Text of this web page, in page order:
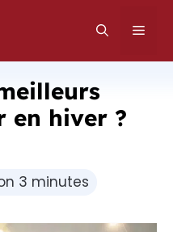
en hiver ?
3 minutes